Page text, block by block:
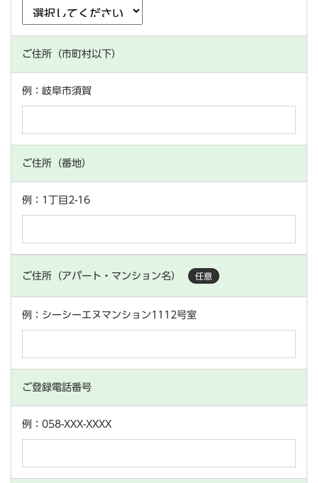
ご住所（市町村以下）
例：岐阜市須賀
ご住所（番地）
例：1丁目2-16
ご住所（アパート・マンション名） 任意
例：シーシーエヌマンション1112号室
ご登録電話番号
例：058-XXX-XXXX